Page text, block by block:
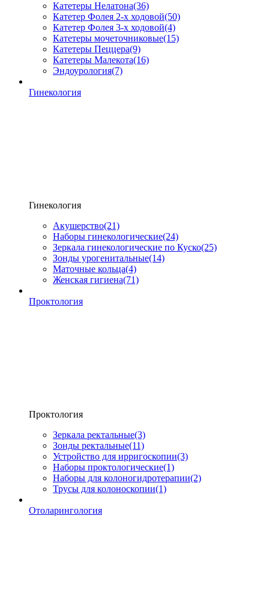
Катетеры Нелатона(36)
Катетер Фолея 2-х ходовой(50)
Катетер Фолея 3-х ходовой(4)
Катетеры мочеточниковые(15)
Катетеры Пеццера(9)
Катетеры Малекота(16)
Эндоурология(7)
Гинекология
Гинекология
Акушерство(21)
Наборы гинекологические(24)
Зеркала гинекологические по Куско(25)
Зонды урогенитальные(14)
Маточные кольца(4)
Женская гигиена(71)
Проктология
Проктология
Зеркала ректальные(3)
Зонды ректальные(11)
Устройство для ирригоскопии(3)
Наборы проктологические(1)
Наборы для колоногидротерапии(2)
Трусы для колоноскопии(1)
Отоларингология